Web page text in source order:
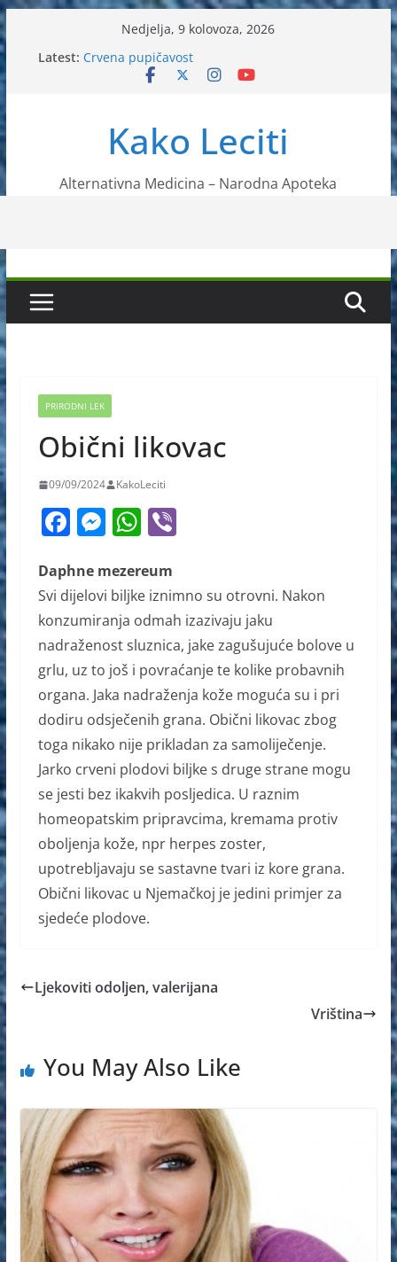
to
content
Nedjelja, 9 kolovoza, 2026
Latest: Crvena pupičavost
Čir na želucu – Liječenje prirodnim metodama
Liječenje bubrežnog kamenca uz pomoć čaja
Kako Leciti
Alternativna Medicina – Narodna Apoteka
PRIRODNI LEK
Obični likovac
09/09/2024 KakoLeciti
F
c
e
b
o
o
k
M
ss
e
n
g
er
W
at
s
A
p
p
Vi
Daphne mezereum
Svi dijelovi biljke iznimno su otrovni. Nakon
konzumiranja odmah izazivaju jaku
nadraženost sluznica, jake zagušujuće bolove u
grlu, uz to još i povraćanje te kolike probavnih
organa. Jaka nadraženja kože moguća su i pri
dodiru odsječenih grana. Obični likovac zbog
toga nikako nije prikladan za samoliječenje.
Jarko crveni plodovi biljke s druge strane mogu
se jesti bez ikakvih posljedica. U raznim
homeopatskim pripravcima, kremama protiv
oboljenja kože, npr herpes zoster,
upotrebljavaju se sastavne tvari iz kore grana.
Obični likovac u Njemačkoj je jedini primjer za
sjedeće plodove.
Ljekoviti odoljen, valerijana
Vriština
You May Also Like